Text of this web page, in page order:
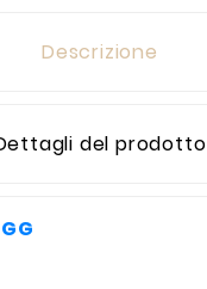
Descrizione
del prodotto